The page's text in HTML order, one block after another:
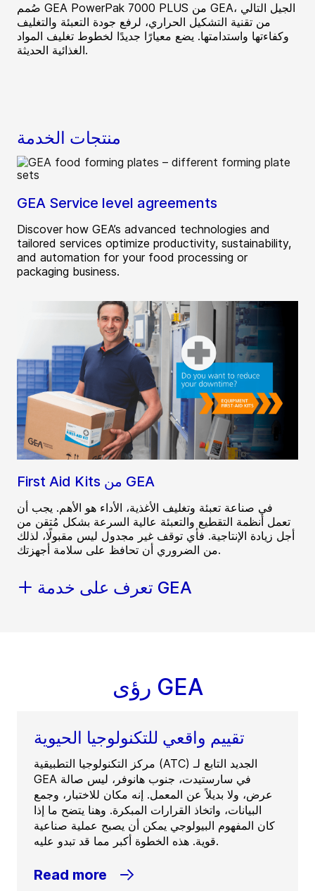
صُمم GEA PowerPak 7000 PLUS من GEA، الجيل التالي
من تقنية التشكيل الحراري، لرفع جودة التعبئة والتغليف
وكفاءتها واستدامتها. يضع معيارًا جديدًا لخطوط تغليف المواد
الغذائية الحديثة.
منتجات الخدمة
GEA Service level agreements
Discover how GEA’s advanced technologies and
tailored services optimize productivity, sustainability,
and automation for your food processing or
packaging business.
First Aid Kits من GEA
في صناعة تعبئة وتغليف الأغذية، الأداء هو الأهم. يجب أن
تعمل أنظمة التقطيع والتعبئة عالية السرعة بشكل مُتقن من
أجل زيادة الإنتاجية. فأي توقف غير مجدول ليس مقبولًا، لذلك
من الضروري أن تحافظ على سلامة أجهزتك.
تعرف على خدمة GEA
رؤى GEA
تقييم واقعي للتكنولوجيا الحيوية
مركز التكنولوجيا التطبيقية (ATC) الجديد التابع لـ
GEA في سارستيدت، جنوب هانوفر، ليس صالة
عرض، ولا بديلاً عن المعمل. إنه مكان للاختبار، وجمع
البيانات، واتخاذ القرارات المبكرة. وهنا يتضح ما إذا
كان المفهوم البيولوجي يمكن أن يصبح عملية صناعية
قوية. هذه الخطوة أكبر مما قد تبدو عليه.
Read more